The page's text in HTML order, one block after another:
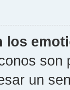
los
son
un